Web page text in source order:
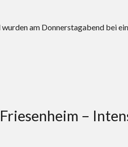
am Donnerstagabend bei
–